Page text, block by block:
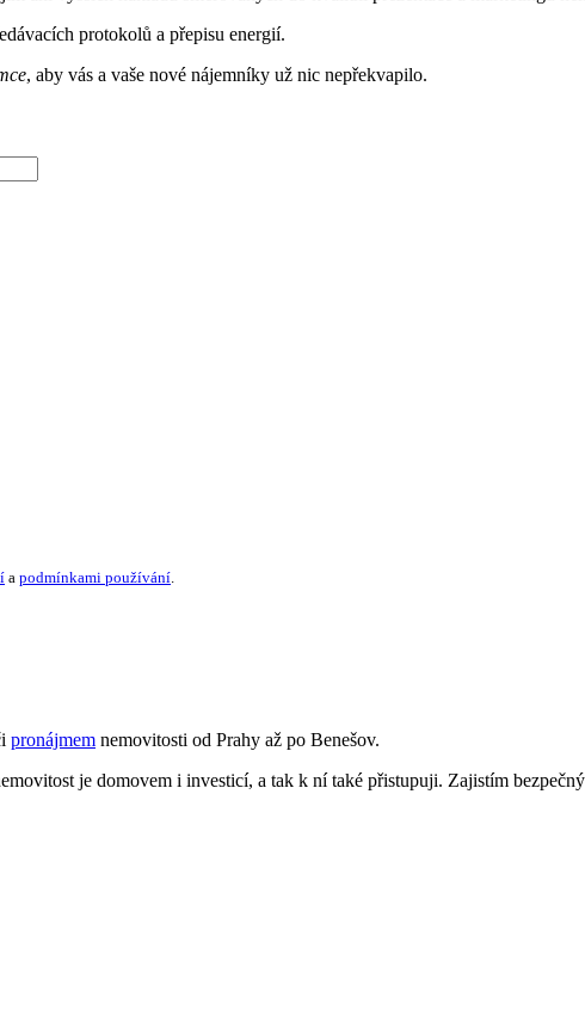
protokolů a přepisu energií.
, aby vás a vaše nové nájemníky už nic nepřekvapilo.
a podmínkami používání.
pronájmem nemovitosti od Prahy až po Benešov.
je domovem i investicí, a tak k ní také přistupuji. Zajistím